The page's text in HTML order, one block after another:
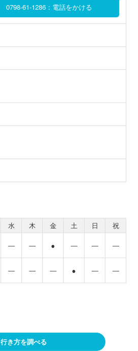
0798-61-1286：電話をかける
水 木 金 土 日
祝
― ― ● ― ― ―
― ― ― ● ― ―
行き方を調べる